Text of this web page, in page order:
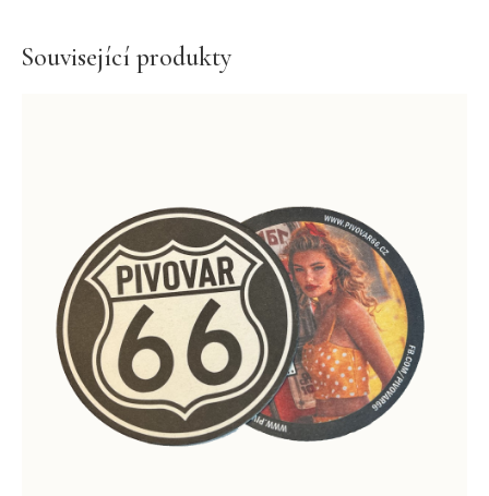
Související produkty